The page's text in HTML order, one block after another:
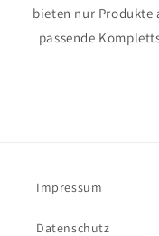
bieten nur Produkte
passende
Impressum
Datenschutz